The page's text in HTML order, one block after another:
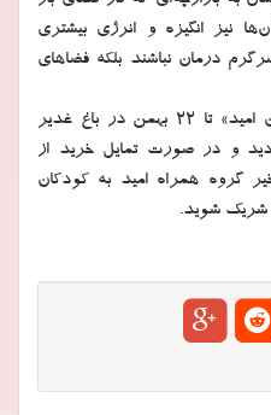
نیز انگیزه و انرژی بیشتری
درمان نباشند بلکه فضاهای
نمایشگاه و بازارچه خیریه «کودکان امید» تا 22 بهمن در باغ غدیر
و در صورت تمایل خرید از
گروه همراه امید به کودکان
شریک شوید.